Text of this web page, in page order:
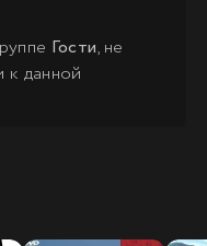
Гости, не
к данной